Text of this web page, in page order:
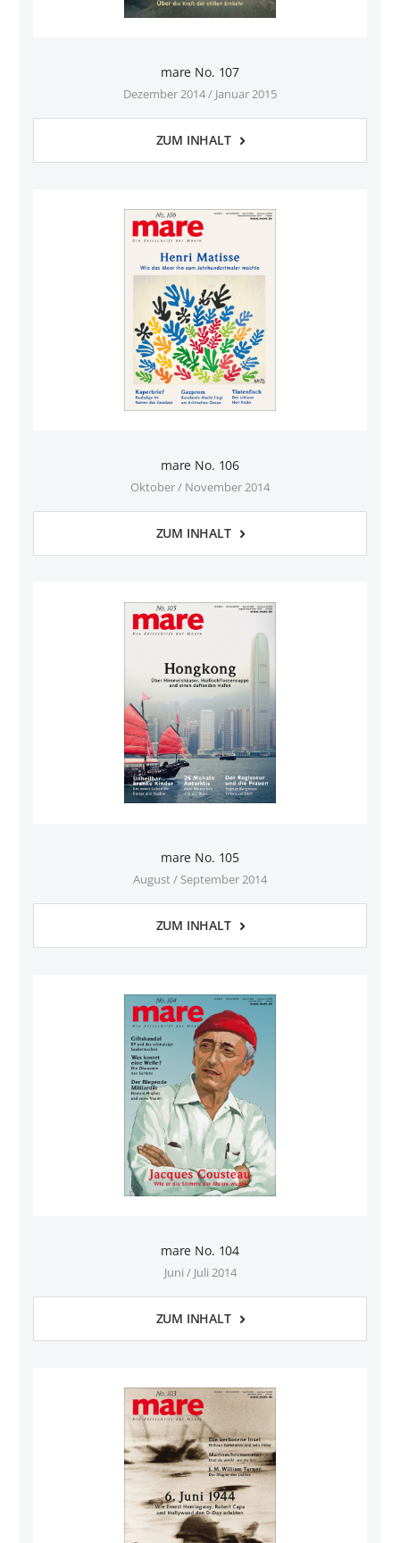
mare No. 107
Dezember 2014 / Januar 2015
ZUM INHALT
mare No. 106
Oktober / November 2014
ZUM INHALT
mare No. 105
August / September 2014
ZUM INHALT
mare No. 104
Juni / Juli 2014
ZUM INHALT